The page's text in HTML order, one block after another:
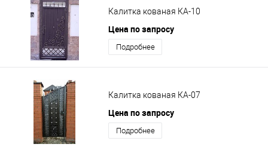
Калитка кованая КА-10
Цена по запросу
Подробнее
Калитка кованая КА-07
Цена по запросу
Подробнее